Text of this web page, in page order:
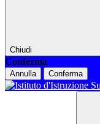
Chiudi
Conferma
Annulla Conferma